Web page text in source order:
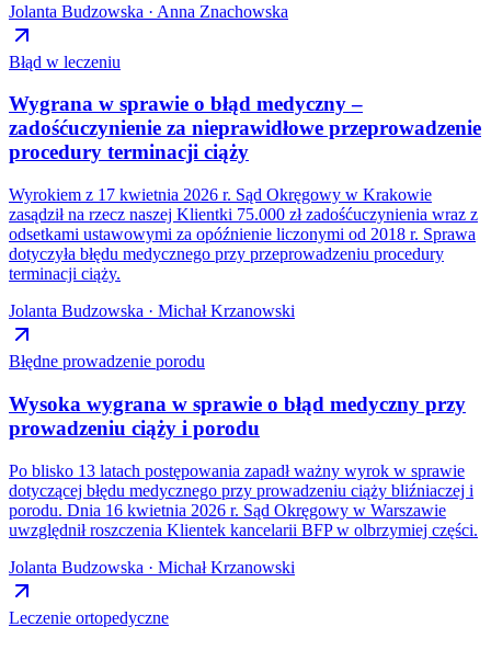
Jolanta Budzowska · Anna Znachowska
Błąd w leczeniu
Wygrana w sprawie o błąd medyczny –
zadośćuczynienie za nieprawidłowe przeprowadzenie
procedury terminacji ciąży
Wyrokiem z 17 kwietnia 2026 r. Sąd Okręgowy w Krakowie
zasądził na rzecz naszej Klientki 75.000 zł zadośćuczynienia wraz z
odsetkami ustawowymi za opóźnienie liczonymi od 2018 r. Sprawa
dotyczyła błędu medycznego przy przeprowadzeniu procedury
terminacji ciąży.
Jolanta Budzowska · Michał Krzanowski
Błędne prowadzenie porodu
Wysoka wygrana w sprawie o błąd medyczny przy
prowadzeniu ciąży i porodu
Po blisko 13 latach postępowania zapadł ważny wyrok w sprawie
dotyczącej błędu medycznego przy prowadzeniu ciąży bliźniaczej i
porodu. Dnia 16 kwietnia 2026 r. Sąd Okręgowy w Warszawie
uwzględnił roszczenia Klientek kancelarii BFP w olbrzymiej części.
Jolanta Budzowska · Michał Krzanowski
Leczenie ortopedyczne